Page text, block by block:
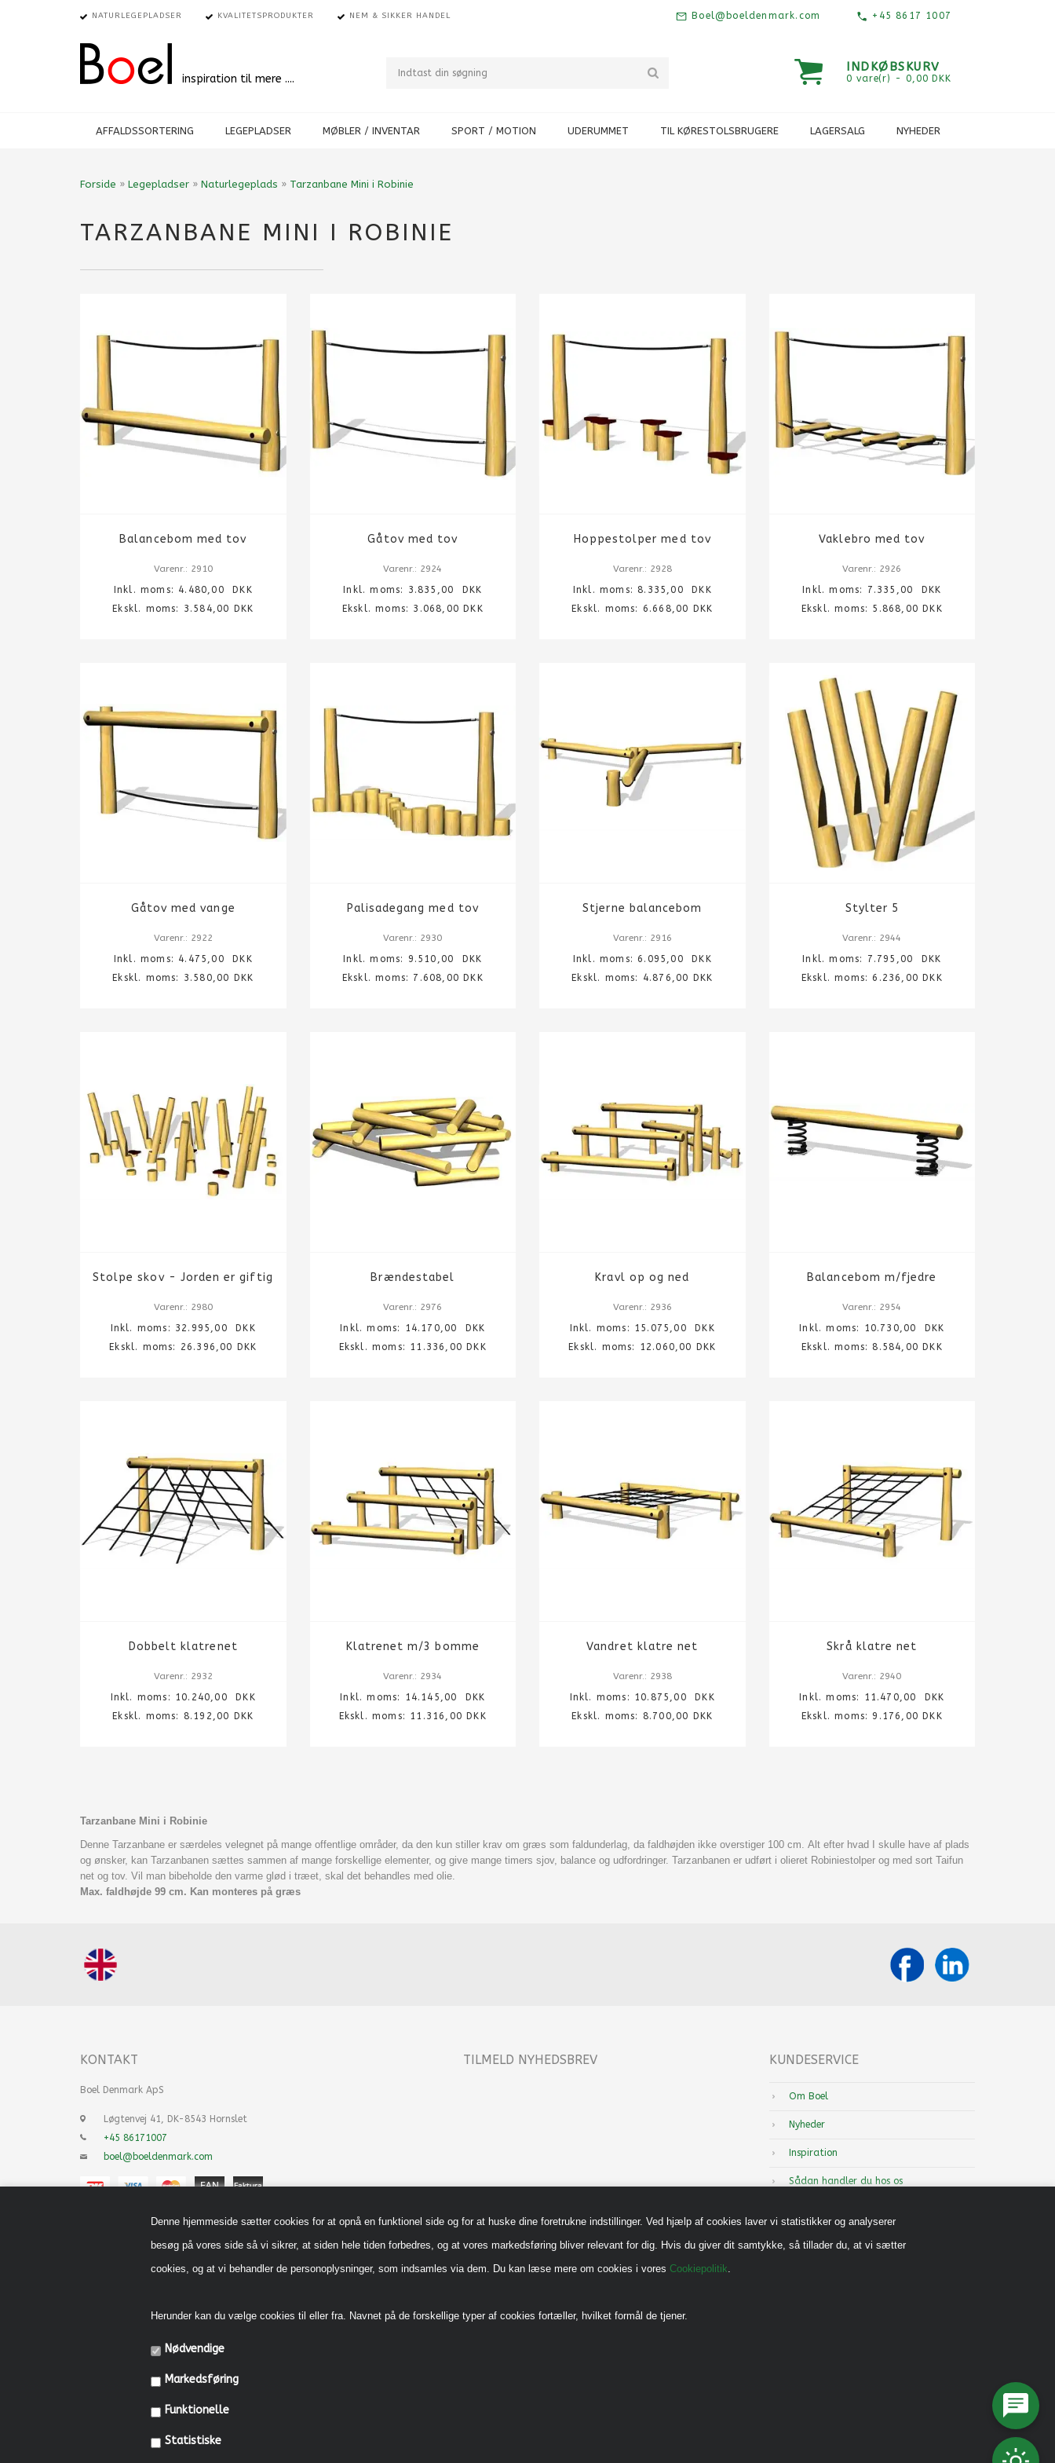
Denne hjemmeside sætter cookies for at opnå en funktionel side og for at huske dine foretrukne indstillinger. Ved hjælp af cookies laver vi statistikker og analyserer
besøg på vores side så vi sikrer, at siden hele tiden forbedres, og at vores markedsføring bliver relevant for dig. Hvis du giver dit samtykke, så tillader du, at vi sætter
cookies, og at vi behandler de personoplysninger, som indsamles via dem. Du kan læse mere om cookies i vores Cookiepolitik.
Herunder kan du vælge cookies til eller fra. Navnet på de forskellige typer af cookies fortæller, hvilket formål de tjener.
Nødvendige
Markedsføring
Funktionelle
Statistiske
NATURLEGEPLADSER KVALITETSPRODUKTER NEM & SIKKER HANDEL +45 8617 1007
Boel@boeldenmark.com
inspiration til mere ....
INDKØBSKURV
0 vare(r) - 0,00 DKK
AFFALDSSORTERING LEGEPLADSER MØBLER / INVENTAR SPORT / MOTION UDERUMMET TIL KØRESTOLSBRUGERE LAGERSALG NYHEDER
Forside » Legepladser » Naturlegeplads » Tarzanbane Mini i Robinie
TARZANBANE MINI I ROBINIE
Balancebom med tov
Varenr.: 2910
Inkl. moms: 4.480,00 DKK
Ekskl. moms: 3.584,00 DKK
Gåtov med tov
Varenr.: 2924
Inkl. moms: 3.835,00 DKK
Ekskl. moms: 3.068,00 DKK
Hoppestolper med tov
Varenr.: 2928
Inkl. moms: 8.335,00 DKK
Ekskl. moms: 6.668,00 DKK
Vaklebro med tov
Varenr.: 2926
Inkl. moms: 7.335,00 DKK
Ekskl. moms: 5.868,00 DKK
Gåtov med vange
Varenr.: 2922
Inkl. moms: 4.475,00 DKK
Ekskl. moms: 3.580,00 DKK
Palisadegang med tov
Varenr.: 2930
Inkl. moms: 9.510,00 DKK
Ekskl. moms: 7.608,00 DKK
Stjerne balancebom
Varenr.: 2916
Inkl. moms:6.095,00 DKK
Ekskl. moms: 4.876,00 DKK
Stylter 5
Varenr.: 2944
Inkl. moms: 7.795,00 DKK
Ekskl. moms: 6.236,00 DKK
Stolpe skov - Jorden er giftig
Varenr.: 2980
Inkl. moms: 32.995,00 DKK
Ekskl. moms: 26.396,00 DKK
Brændestabel
Varenr.: 2976
Inkl. moms:
14.170,00 DKK
Ekskl. moms: 11.336,00 DKK
Kravl op og ned
Varenr.: 2936
Inkl. moms: 15.075,00 DKK
Ekskl. moms: 12.060,00 DKK
Balancebom m/fjedre
Varenr.: 2954
Inkl. moms:
10.730,00 DKK
Ekskl. moms: 8.584,00 DKK
Dobbelt klatrenet
Varenr.: 2932
Inkl. moms: 10.240,00 DKK
Ekskl. moms: 8.192,00 DKK
Klatrenet m/3 bomme
Varenr.: 2934
Inkl. moms:
14.145,00 DKK
Ekskl. moms: 11.316,00 DKK
Vandret klatre net
Varenr.: 2938
Inkl. moms: 10.875,00 DKK
Ekskl. moms: 8.700,00 DKK
Skrå klatre net
Varenr.: 2940
Inkl. moms:
11.470,00 DKK
Ekskl. moms: 9.176,00 DKK
Tarzanbane Mini i Robinie
Denne Tarzanbane er særdeles velegnet på mange offentlige områder, da den kun stiller krav om græs som faldunderlag, da faldhøjden ikke overstiger 100 cm. Alt efter hvad I skulle have af plads
og ønsker, kan Tarzanbanen sættes sammen af mange forskellige elementer, og give mange timers sjov, balance og udfordringer. Tarzanbanen er udført i olieret Robiniestolper og med sort Taifun
net og tov. Vil man bibeholde den varme glød i træet, skal det behandles med olie.
Max. faldhøjde 99 cm. Kan monteres på græs
KONTAKT
Boel Denmark ApS
Løgtenvej 41, DK-8543 Hornslet
+45 86171007
boel@boeldenmark.com
TILMELD NYHEDSBREV KUNDESERVICE
Om Boel
Nyheder
Inspiration
Sådan handler du hos os
Cookiepolitik